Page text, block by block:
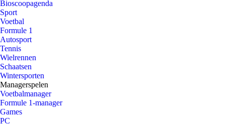
Bioscoopagenda
Sport
Voetbal
Formule 1
Autosport
Tennis
Wielrennen
Schaatsen
Wintersporten
Managerspelen
Voetbalmanager
Formule 1-manager
Games
PC